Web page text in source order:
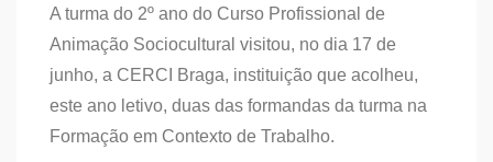
A turma do 2º ano do Curso Profissional de
Animação Sociocultural visitou, no dia 17 de
junho, a CERCI Braga, instituição que acolheu,
este ano letivo, duas das formandas da turma na
Formação em Contexto de Trabalho.